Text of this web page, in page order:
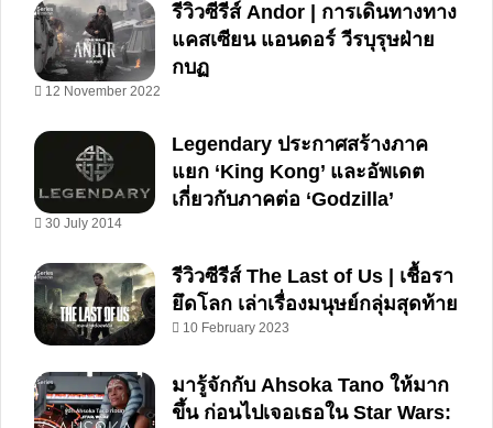
รีวิวซีรีส์ Andor | การเดินทางทาง
แคสเซียน แอนดอร์ วีรบุรุษฝ่าย
กบฏ
12 November 2022
Legendary ประกาศสร้างภาค
แยก ‘King Kong’ และอัพเดต
เกี่ยวกับภาคต่อ ‘Godzilla’
30 July 2014
รีวิวซีรีส์ The Last of Us | เชื้อรา
ยึดโลก เล่าเรื่องมนุษย์กลุ่มสุดท้าย
10 February 2023
มารู้จักกับ Ahsoka Tano ให้มาก
ขึ้น ก่อนไปเจอเธอใน Star Wars: